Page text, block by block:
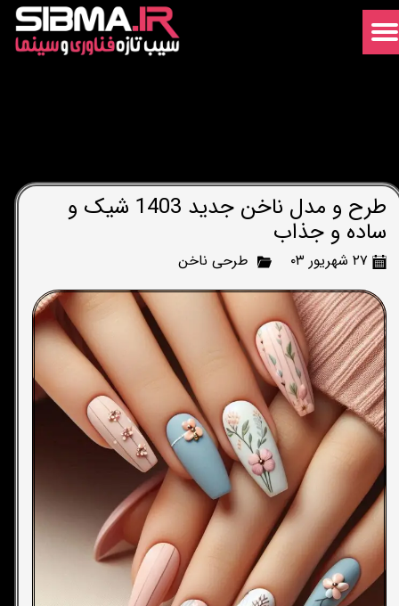
طرح و مدل ناخن جدید 1403 شیک و
ساده و جذاب
۲۷ شهریور ۰۳ طرحی ناخن